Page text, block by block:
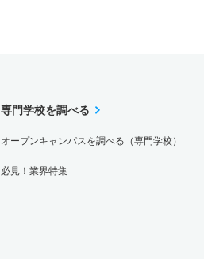
専門学校を調べる
オープンキャンパスを調べる（専門学校）
必見！業界特集